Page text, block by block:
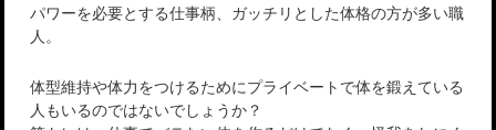
パワーを必要とする仕事柄、ガッチリとした体格の方が多い職
人。
体型維持や体力をつけるためにプライベートで体を鍛えている
人もいるのではないでしょうか？